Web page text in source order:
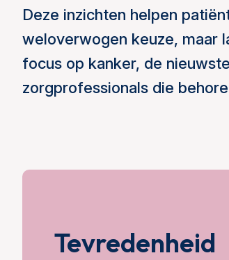
Deze inzichten helpen
weloverwogen keuze, maar
focus op kanker, de
zorgprofessionals die
Tevredenheid